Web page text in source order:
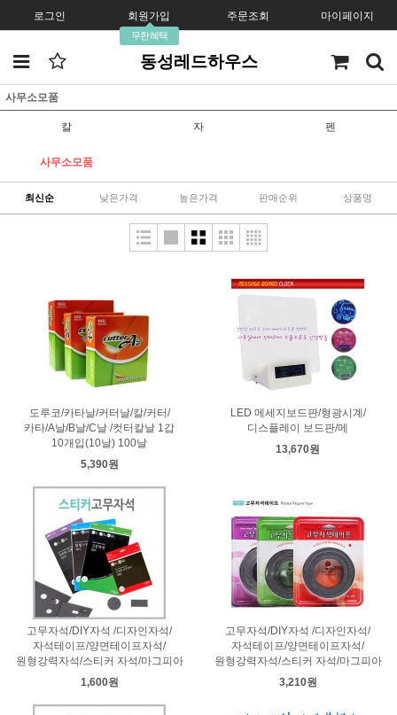
로그인 회원가입
무한혜택
주문조회 마이페이지
동성레드하우스
사무소모품
칼 자 펜
사무소모품
최신순 낮은가격 높은가격 판매순위 상품명
도루코/카타날/커터날/칼/커터/
카타/A날/B날/C날 /컷터칼날 1갑
10개입(10날) 100날
5,390원
LED 메세지보드판/형광시계/
디스플레이 보드판/메
13,670원
고무자석/DIY자석 /디자인자석/
자석테이프/양면테이프자석/
원형강력자석/스티커 자석/마그피아
1,600원
고무자석/DIY자석 /디자인자석/
자석테이프/양면테이프자석/
원형강력자석/스티커 자석/마그피아
3,210원